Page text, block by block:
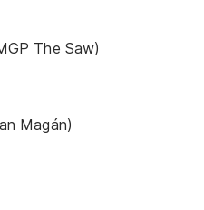
The Saw)
Magán)